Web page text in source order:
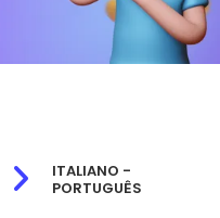
ITALIANO -
PORTUGUÊS